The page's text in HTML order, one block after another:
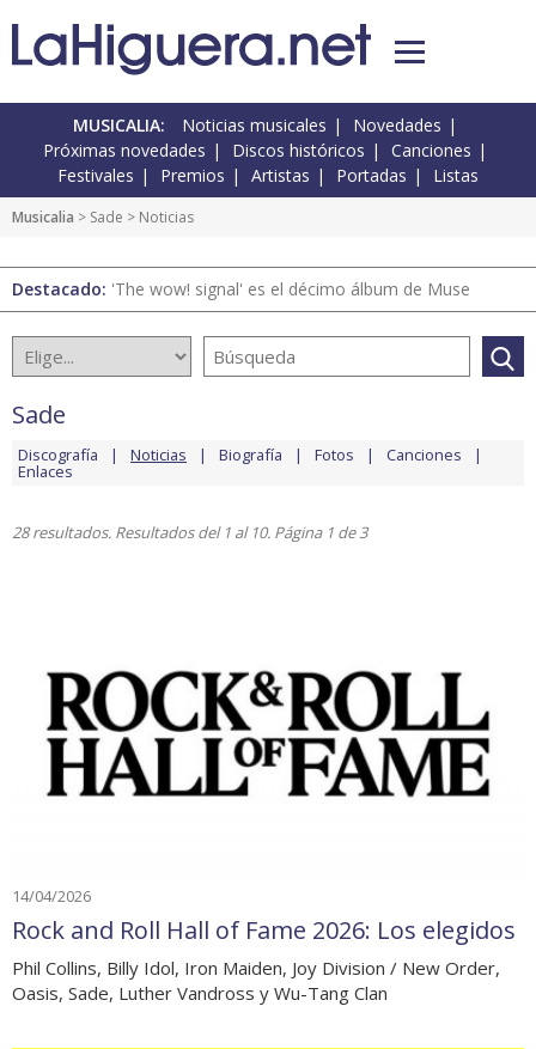
MUSICALIA: Noticias musicales
Novedades
Próximas novedades
Discos históricos
Canciones
Festivales
Premios Artistas Portadas Listas
Musicalia > Sade > Noticias
Destacado: 'The wow! signal' es el décimo álbum de Muse
Sade
Discografía Noticias Biografía Fotos Canciones
Enlaces
28 resultados. Resultados del 1 al 10. Página 1 de 3
14/04/2026
Rock and Roll Hall of Fame 2026: Los elegidos
Phil Collins, Billy Idol, Iron Maiden, Joy Division / New Order,
Oasis, Sade, Luther Vandross y Wu-Tang Clan